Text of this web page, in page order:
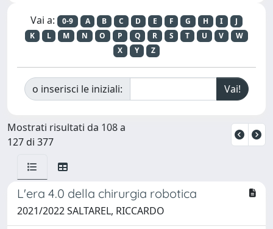
Vai a: 0-9 A B C D E F G H I
J
K
L M N O P Q R S T U V
W
X
Y Z
o inserisci le iniziali:
Mostrati risultati da 108 a
127 di 377
L'era 4.0 della chirurgia robotica
2021/2022 SALTAREL, RICCARDO